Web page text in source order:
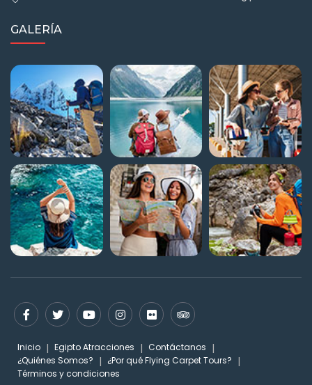
GALERÍA
Inicio Egipto Atracciones
Contáctanos
¿Quiénes Somos?
¿Por qué Flying Carpet Tours?
Términos y condiciones